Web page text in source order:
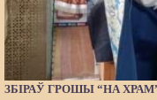
ЗБІРАЎ ГРОШЫ “НА